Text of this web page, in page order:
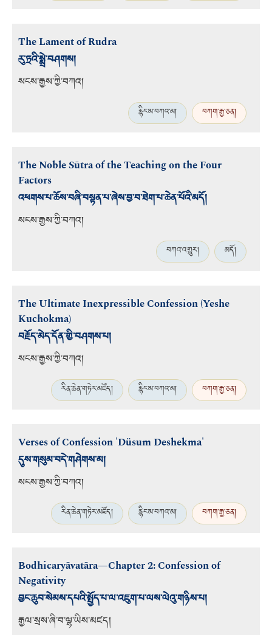
The Lament of Rudra
རུ་ཏྲའི་སྨྲེ་བཤགས།
སངས་རྒྱས་ཀྱི་བཀའ།
རྙིང་མ་བཀའ་མ། བཀག་རྒྱ་ཅན།
The Noble Sūtra of the Teaching on the Four
Factors
འཕགས་པ་ཆོས་བཞི་བསྟན་པ་ཞེས་བྱ་བ་ཐེག་པ་ཆེན་པོའི་མདོ།
སངས་རྒྱས་ཀྱི་བཀའ།
བཀའ་འགྱུར། མདོ།
The Ultimate Inexpressible Confession (Yeshe
Kuchokma)
བརྗོད་མེད་དོན་གྱི་བཤགས་པ།
སངས་རྒྱས་ཀྱི་བཀའ།
རིན་ཆེན་གཏེར་མཛོད། རྙིང་མ་བཀའ་མ། བཀག་རྒྱ་ཅན།
Verses of Confession 'Düsum Deshekma'
དུས་གསུམ་བདེ་གཤེགས་མ།
སངས་རྒྱས་ཀྱི་བཀའ།
རིན་ཆེན་གཏེར་མཛོད། རྙིང་མ་བཀའ་མ། བཀག་རྒྱ་ཅན།
Bodhicaryāvatāra—Chapter 2: Confession of
Negativity
བྱང་ཆུབ་སེམས་དཔའི་སྤྱོད་པ་ལ་འཇུག་པ་ལས་ལེའུ་གཉིས་པ།
རྒྱལ་སྲས་ཞི་བ་ལྷ་ཡིས་མཛད།